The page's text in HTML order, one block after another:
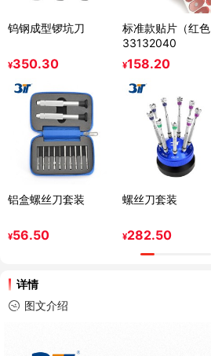
钨钢成型锣坑刀
¥350.30
标准款贴片（红
33132040
¥158.20
铝盒螺丝刀套装
¥56.50
螺丝刀套装
¥282.50
详情
图文介绍